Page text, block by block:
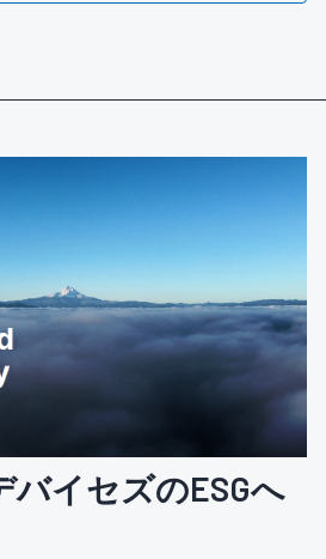
バイセズのESGへ